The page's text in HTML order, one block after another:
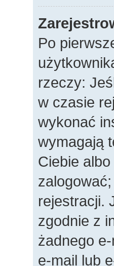
Po
rzeczy:
w czasie
wykonać
wymagają
Ciebie
rejestracji.
zgodnie z
żadnego
e-mail lub